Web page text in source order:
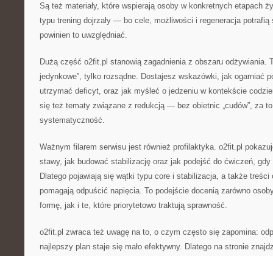
Są też materiały, które wspierają osoby w konkretnych etapach
typu trening dojrzały — bo cele, możliwości i regeneracja potrafią
powinien to uwzględniać.
Dużą część o2fit.pl stanowią zagadnienia z obszaru odżywiania.
jedynkowe”, tylko rozsądne. Dostajesz wskazówki, jak ogarniać
utrzymać deficyt, oraz jak myśleć o jedzeniu w kontekście
się też tematy związane z redukcją — bez obietnic „cudów”, za
systematyczność.
Ważnym filarem serwisu jest również profilaktyka. o2fit.pl
stawy, jak budować stabilizację oraz jak podejść do ćwiczeń,
Dlatego pojawiają się wątki typu core i stabilizacja, a także treści
pomagają odpuścić napięcia. To podejście docenią zarówno
formę, jak i te, które priorytetowo traktują sprawność.
o2fit.pl zwraca też uwagę na to, o czym często się zapomina:
najlepszy plan staje się mało efektywny. Dlatego na stronie